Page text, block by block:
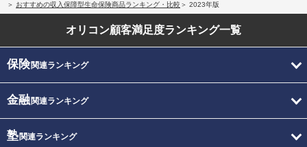
おすすめの収入保障型生命保険商品ランキング・比較
2023年版
オリコン顧客満足度ランキング一覧
保険関連ランキング
金融関連ランキング
塾関連ランキング